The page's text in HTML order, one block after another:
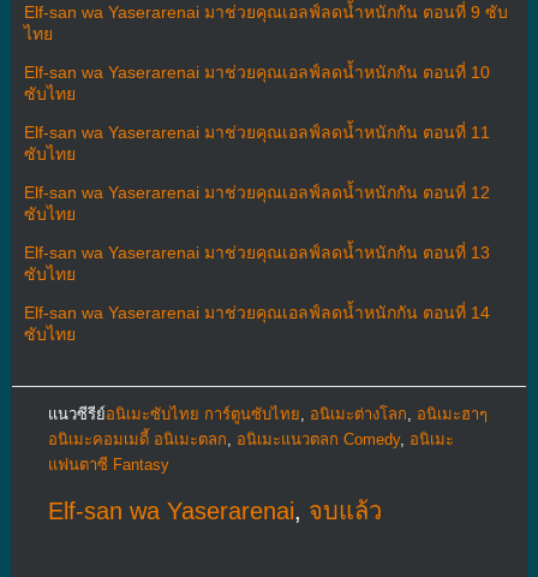
Elf-san wa Yaserarenai มาช่วยคุณเอลฟ์ลดน้ำหนักกัน ตอนที่ 9 ซับ
ไทย
Elf-san wa Yaserarenai มาช่วยคุณเอลฟ์ลดน้ำหนักกัน ตอนที่ 10
ซับไทย
Elf-san wa Yaserarenai มาช่วยคุณเอลฟ์ลดน้ำหนักกัน ตอนที่ 11
ซับไทย
Elf-san wa Yaserarenai มาช่วยคุณเอลฟ์ลดน้ำหนักกัน ตอนที่ 12
ซับไทย
Elf-san wa Yaserarenai มาช่วยคุณเอลฟ์ลดน้ำหนักกัน ตอนที่ 13
ซับไทย
Elf-san wa Yaserarenai มาช่วยคุณเอลฟ์ลดน้ำหนักกัน ตอนที่ 14
ซับไทย
แนวซีรีย์อนิเมะซับไทย การ์ตูนซับไทย อนิเมะต่างโลก
อนิเมะฮาๆ
อนิเมะคอมเมดี้ อนิเมะตลก
อนิเมะแนวตลก Comedy, อนิเมะ
แฟนตาซี Fantasy
Elf-san wa Yaserarenai, จบแล้ว